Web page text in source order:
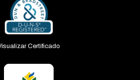
Certificado